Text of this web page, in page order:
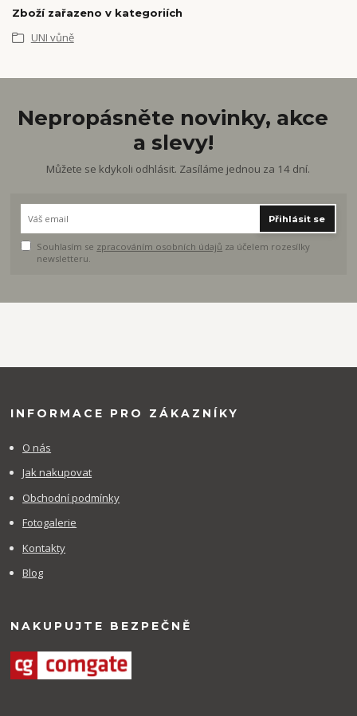
Zboží zařazeno v kategoriích
UNI vůně
Nepropásněte novinky, akce
a slevy!
Můžete se kdykoli odhlásit. Zasíláme jednou za 14 dní.
Přihlásit se
Souhlasím se zpracováním osobních údajů za účelem rozesílky
newsletteru.
INFORMACE PRO ZÁKAZNÍKY
O nás
Jak nakupovat
Obchodní podmínky
Fotogalerie
Kontakty
Blog
NAKUPUJTE BEZPEČNĚ